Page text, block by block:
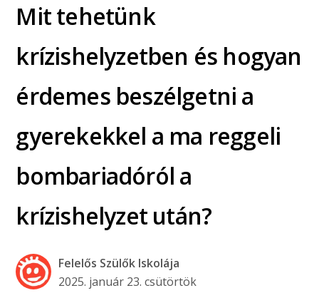
Mit tehetünk
krízishelyzetben és hogyan
érdemes beszélgetni a
gyerekekkel a ma reggeli
bombariadóról a
krízishelyzet után?
Felelős Szülők Iskolája
2025. január 23. csütörtök